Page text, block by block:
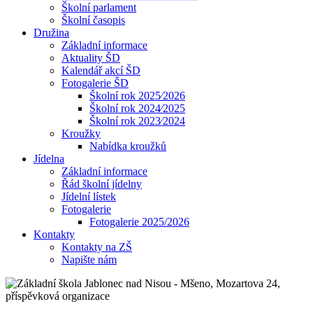
Školní parlament
Školní časopis
Družina
Základní informace
Aktuality ŠD
Kalendář akcí ŠD
Fotogalerie ŠD
Školní rok 2025⁄2026
Školní rok 2024⁄2025
Školní rok 2023⁄2024
Kroužky
Nabídka kroužků
Jídelna
Základní informace
Řád školní jídelny
Jídelní lístek
Fotogalerie
Fotogalerie 2025/2026
Kontakty
Kontakty na ZŠ
Napište nám